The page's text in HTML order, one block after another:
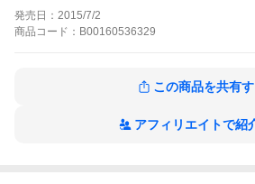
発売日： 2015/7/2
商品 コード： B00160536329
この商品を共有
アフィリエイトで紹